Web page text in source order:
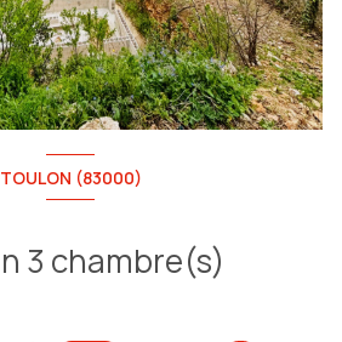
TOULON (83000)
Terrain 3 chambre(s)